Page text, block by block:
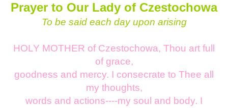
Prayer to Our Lady of Czestochowa
To be said each day upon arising
HOLY MOTHER of Czestochowa, Thou art full
of grace,
goodness and mercy. I consecrate to Thee all
my thoughts,
words and actions----my soul and body. I